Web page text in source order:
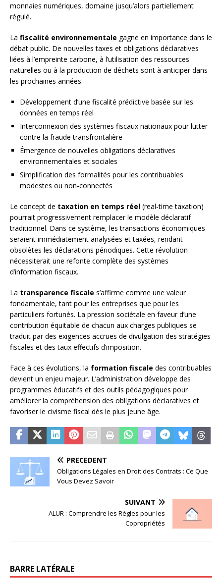
monnaies numériques, domaine jusqu’alors partiellement
régulé.
La fiscalité environnementale gagne en importance dans le
débat public. De nouvelles taxes et obligations déclaratives
liées à l’empreinte carbone, à l’utilisation des ressources
naturelles ou à la production de déchets sont à anticiper dans
les prochaines années.
Développement d’une fiscalité prédictive basée sur les
données en temps réel
Interconnexion des systèmes fiscaux nationaux pour lutter
contre la fraude transfrontalière
Émergence de nouvelles obligations déclaratives
environnementales et sociales
Simplification des formalités pour les contribuables
modestes ou non-connectés
Le concept de taxation en temps réel (real-time taxation)
pourrait progressivement remplacer le modèle déclaratif
traditionnel. Dans ce système, les transactions économiques
seraient immédiatement analysées et taxées, rendant
obsolètes les déclarations périodiques. Cette révolution
nécessiterait une refonte complète des systèmes
d’information fiscaux.
La transparence fiscale s’affirme comme une valeur
fondamentale, tant pour les entreprises que pour les
particuliers fortunés. La pression sociétale en faveur d’une
contribution équitable de chacun aux charges publiques se
traduit par des exigences accrues de divulgation des stratégies
fiscales et des taux effectifs d’imposition.
Face à ces évolutions, la formation fiscale des contribuables
devient un enjeu majeur. L’administration développe des
programmes éducatifs et des outils pédagogiques pour
améliorer la compréhension des obligations déclaratives et
favoriser le civisme fiscal dès le plus jeune âge.
PRÉCÉDENT
Obligations Légales en Droit des Contrats : Ce Que
Vous Devez Savoir
SUIVANT
ALUR : Comprendre les Règles pour les
Copropriétés
BARRE LATÉRALE